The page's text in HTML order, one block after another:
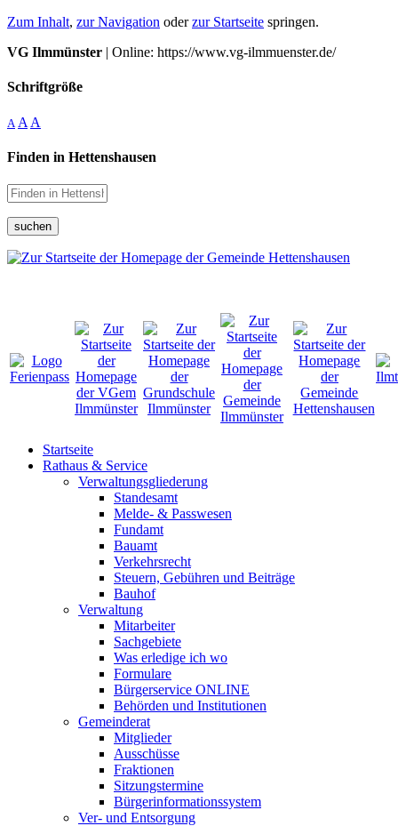
Zum Inhalt, zur Navigation oderzur Startseite springen.
VG Ilmmünster | Online: https://www.vg-ilmmuenster.de/
Schriftgröße
A A A
Finden in Hettenshausen
suchen
Startseite
Rathaus & Service
Verwaltungsgliederung
Standesamt
Melde- & Passwesen
Fundamt
Bauamt
Verkehrsrecht
Steuern, Gebühren und Beiträge
Bauhof
Verwaltung
Mitarbeiter
Sachgebiete
Was erledige ich wo
Formulare
Bürgerservice ONLINE
Behörden und Institutionen
Gemeinderat
Mitglieder
Ausschüsse
Fraktionen
Sitzungstermine
Bürgerinformationssystem
Ver- und Entsorgung